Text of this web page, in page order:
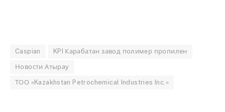
Caspian KPI Карабатан завод полимер пропилен
Новости Атырау
ТОО «Kazakhstan Petrochemical Industries Inc.»